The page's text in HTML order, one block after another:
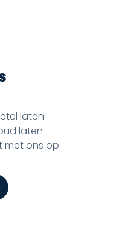
laten
laten
met ons op.